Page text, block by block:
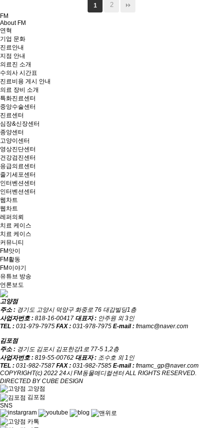
1 2
FM
About FM
연혁
기업 문화
진료안내
지점 안내
의료진 소개
수의사 시간표
진료비용 게시 안내
의료 장비 소개
특화진료센터
중앙수술센터
진료센터
심장&신장센터
종양센터
고양이센터
영상진단센터
건강검진센터
응급의료센터
줄기세포센터
인터벤션센터
인터벤션센터
웹차트
웹차트
레퍼의뢰
치료 케이스
치료 케이스
커뮤니티
FM앗이
FM활동
FM이야기
유튜브 방송
언론보도
고양점
주소 : 경기도 고양시 덕양구 화중로 76 대감빌딩1층
사업자번호 : 818-16-00417 대표자 : 안주원 외 3인
TEL : 031-979-7975 FAX : 031-978-7975 E-mail : fmamc@naver.com
김포점
주소 : 경기도 김포시 김포한강1로 77-5 1,2층
사업자번호 : 819-55-00762 대표자 : 조수호 외 1인
TEL : 031-982-7587 FAX : 031-982-7585 E-mail : fmamc_gp@naver.com
COPYRIGHT(c) 2022 24시 FM동물메디컬센터 ALL RIGHTS RESERVED.
DIRECTED BY CUBE DESIGN
고양점
김포점
SNS
고양점 카톡